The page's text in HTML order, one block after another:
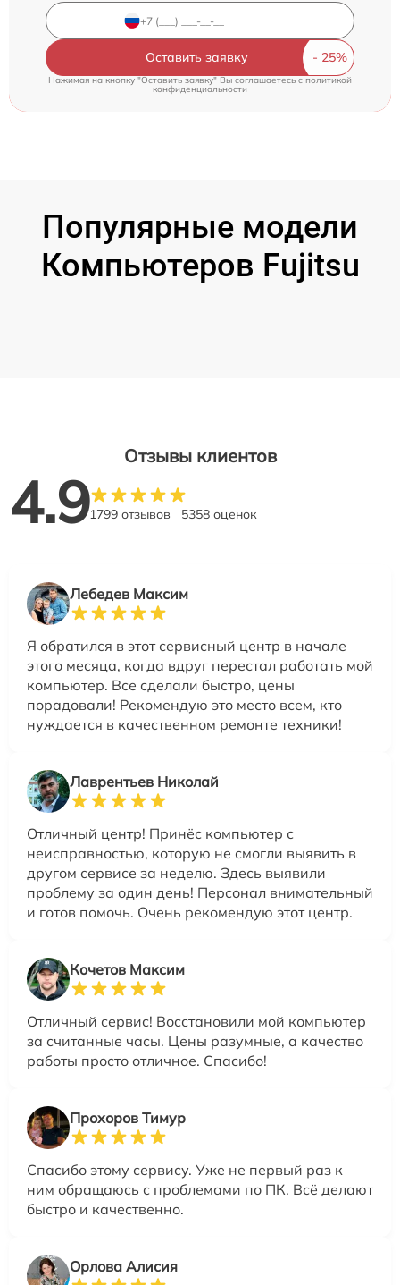
Оставить заявку
Нажимая на кнопку "Оставить заявку" Вы соглашаетесь cполитикой
конфиденциальности
Популярные модели
Компьютеров Fujitsu
Отзывы клиентов
4.91799 отзывов 5358 оценок
Лебедев Максим
Я обратился в этот сервисный центр в начале
этого месяца, когда вдруг перестал работать мой
компьютер. Все сделали быстро, цены
порадовали! Рекомендую это место всем, кто
нуждается в качественном ремонте техники!
Лаврентьев Николай
Отличный центр! Принёс компьютер с
неисправностью, которую не смогли выявить в
другом сервисе за неделю. Здесь выявили
проблему за один день! Персонал внимательный
и готов помочь. Очень рекомендую этот центр.
Кочетов Максим
Отличный сервис! Восстановили мой компьютер
за считанные часы. Цены разумные, а качество
работы просто отличное. Спасибо!
Прохоров Тимур
Спасибо этому сервису. Уже не первый раз к
ним обращаюсь с проблемами по ПК. Всё делают
быстро и качественно.
Орлова Алисия